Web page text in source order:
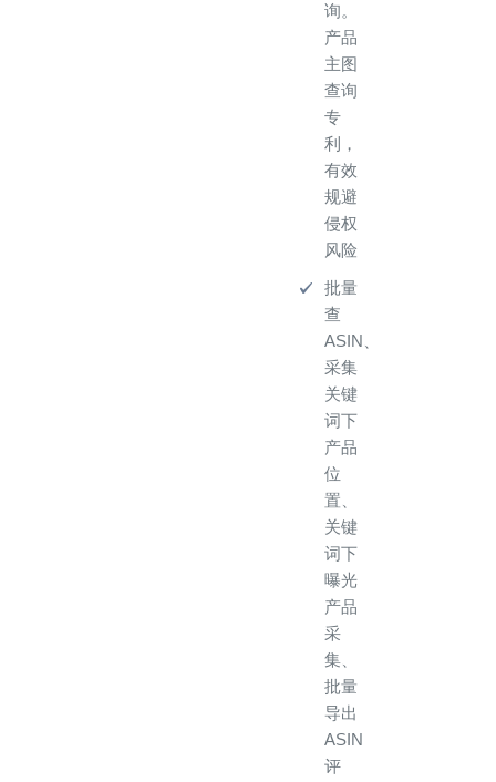
询。
产品
主图
查询
专
利，
有效
规避
侵权
风险
批量
查
ASIN、
采集
关键
词下
产品
位
置、
关键
词下
曝光
产品
采
集、
批量
导出
ASIN
评